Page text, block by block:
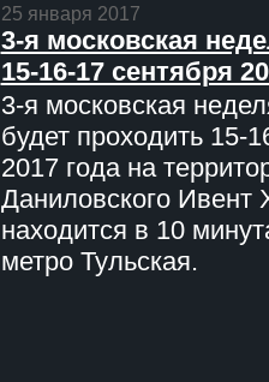
25 января 2017
3-я московская
15-16-17 сентября
3-я московская
будет проходить 15-
2017 года на
Даниловского Ивент
находится в 10
метро Тульская.